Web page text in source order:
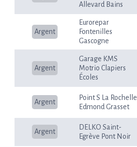
Allevard Bains
Argent
Eurorepar
Fontenilles
Gascogne
Argent
Garage KMS
Motrio Clapiers
Écoles
Argent
Point S La Rochelle
Edmond Grasset
Argent
DELKO Saint-
Egrève Pont Noir